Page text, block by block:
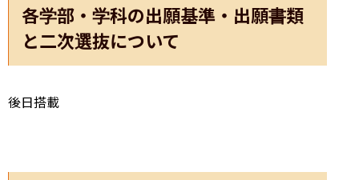
各学部・学科の出願基準・出願書類
と二次選抜について
後日搭載